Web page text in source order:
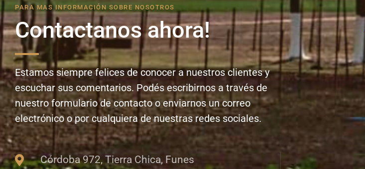
PARA MAS INFORMACIÓN SOBRE NOSOTROS
Contactanos ahora!
Estamos siempre felices de conocer a nuestros clientes y
escuchar sus comentarios. Podés escribirnos a través de
nuestro formulario de contacto o enviarnos un correo
electrónico o por cualquiera de nuestras redes sociales.
Córdoba 972, Tierra Chica, Funes